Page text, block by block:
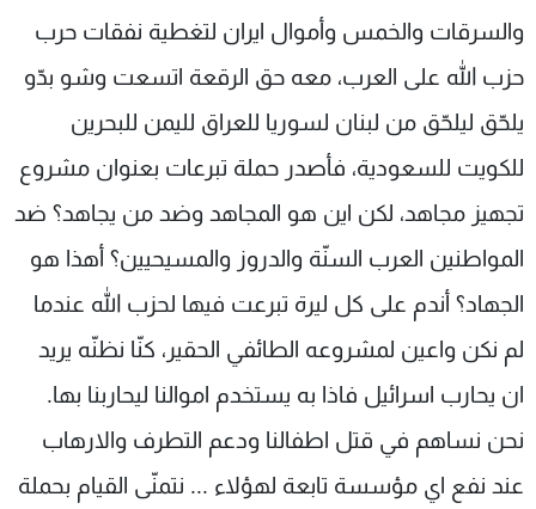
والسرقات والخمس وأموال ايران لتغطية نفقات حرب
حزب الله على العرب، معه حق الرقعة اتسعت وشو بدّو
يلحّق ليلحّق من لبنان لسوريا للعراق لليمن للبحرين
للكويت للسعودية، فأصدر حملة تبرعات بعنوان مشروع
تجهيز مجاهد، لكن اين هو المجاهد وضد من يجاهد؟ ضد
المواطنين العرب السنّة والدروز والمسيحيين؟ أهذا هو
الجهاد؟ أندم على كل ليرة تبرعت فيها لحزب الله عندما
لم نكن واعين لمشروعه الطائفي الحقير، كنّا نظنّه يريد
ان يحارب اسرائيل فاذا به يستخدم اموالنا ليحاربنا بها.
نحن نساهم في قتل اطفالنا ودعم التطرف والارهاب
عند نفع اي مؤسسة تابعة لهؤلاء ... نتمنّى القيام بحملة